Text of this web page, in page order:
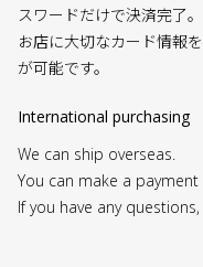
スワードだけで決済完了。
お店に大切なカード情報
が可能です。
International purchasing
We can ship overseas.
You can make a
If you have any